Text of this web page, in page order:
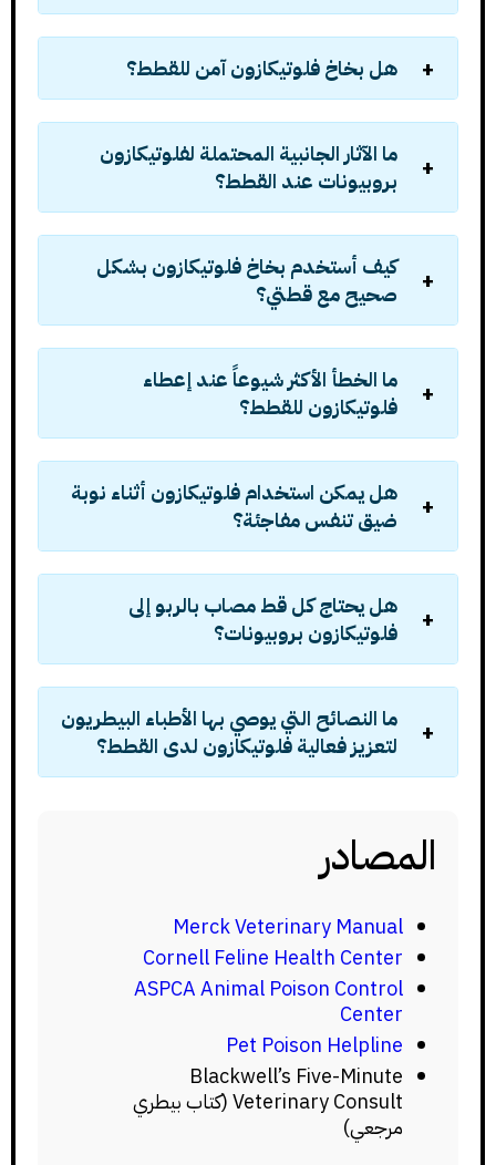
هل بخاخ فلوتيكازون آمن للقطط؟
ما الآثار الجانبية المحتملة لفلوتيكازون
بروبيونات عند القطط؟
كيف أستخدم بخاخ فلوتيكازون بشكل
صحيح مع قطتي؟
ما الخطأ الأكثر شيوعاً عند إعطاء
فلوتيكازون للقطط؟
هل يمكن استخدام فلوتيكازون أثناء نوبة
ضيق تنفس مفاجئة؟
هل يحتاج كل قط مصاب بالربو إلى
فلوتيكازون بروبيونات؟
ما النصائح التي يوصي بها الأطباء البيطريون
لتعزيز فعالية فلوتيكازون لدى القطط؟
المصادر
Merck Veterinary Manual
Cornell Feline Health Center
ASPCA Animal Poison Control
Center
Pet Poison Helpline
Blackwell’s Five-Minute
Veterinary Consult (كتاب بيطري
مرجعي)